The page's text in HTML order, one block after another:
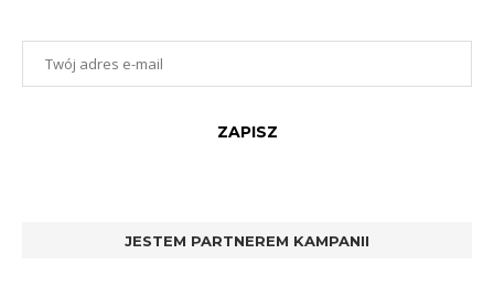
JESTEM PARTNEREM KAMPANII